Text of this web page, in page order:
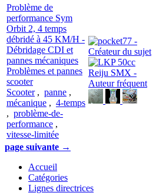
Problème de
performance Sym
Orbit 2, 4 temps
débridé à 45 KM/H -
Débridage CDI et
pannes mécaniques
Problèmes et pannes
scooter
Scooter, panne ,
mécanique , 4-temps
, problème-de-
performance ,
vitesse-limitée
page suivante →
Accueil
Catégories
Lignes directrices